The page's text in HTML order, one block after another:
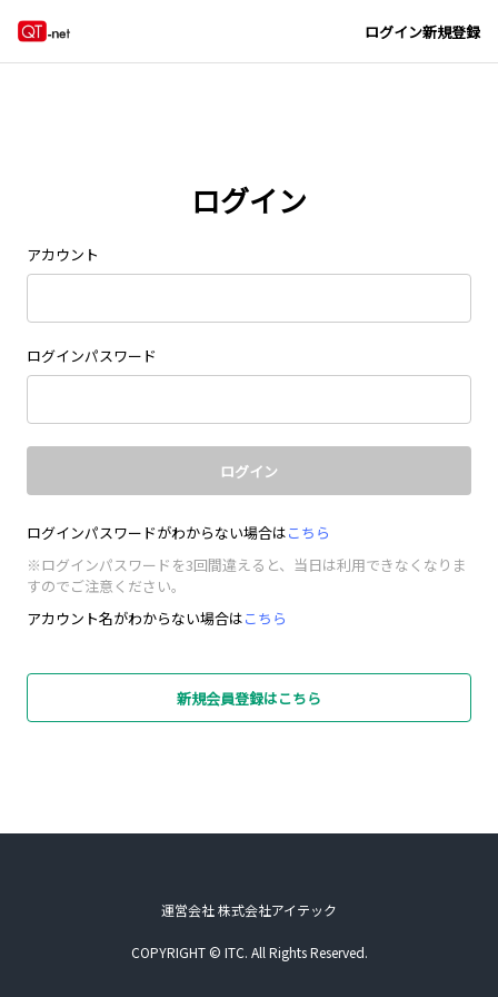
ログイン新規登録
ログイン
アカウント
ログインパスワード
ログイン
ログインパスワードがわからない場合はこちら
※ログインパスワードを3回間違えると、当日は利用できなくなりま
すのでご注意ください。
アカウント名がわからない場合はこちら
新規会員登録はこちら
運営会社 株式会社アイテック
COPYRIGHT © ITC. All Rights Reserved.